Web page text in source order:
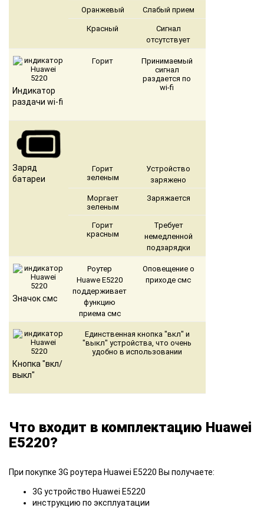
Оранжевый Слабый прием
Красный
Сигнал
отсутствует
Индикатор
раздачи wi-fi
Горит
Принимаемый
сигнал
раздается по
wi-fi
Заряд
батареи
Горит
зеленым
Устройство
заряжено
Моргает
зеленым
Заряжается
Горит
красным
Требует
немедленной
подзарядки
Значок смс
Роутер
Huawe E5220
поддерживает
функцию
приема смс
Оповещение о
приходе смс
Кнопка "вкл/
выкл"
Единственная кнопка "вкл" и
"выкл" устройства, что очень
удобно в использовании
Что входит в комплектацию Huawei
E5220?
При покупке 3G роутера Huawei E5220 Вы получаете:
3G устройство Huawei E5220
инструкцию по эксплуатации